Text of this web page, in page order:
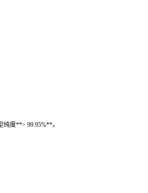
度**> 99.95%**。